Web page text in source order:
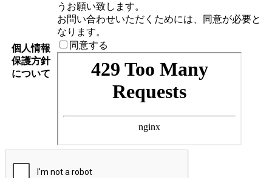
個人情報
保護方針
について
うお願い致します。
お問い合わせいただくためには、同意が必要と
なります。
同意する